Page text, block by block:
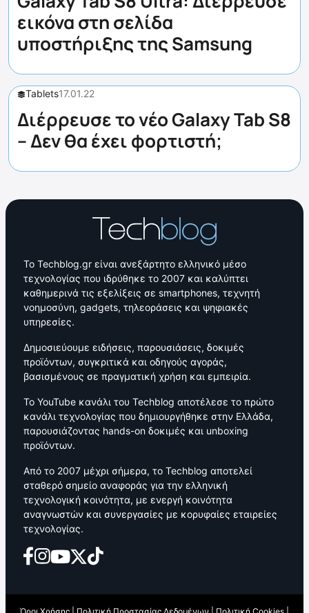
εικόνα στη σελίδα
υποστήριξης της Samsung
Tablets17.01.22
Διέρρευσε το νέο Galaxy Tab S8
– Δεν θα έχει φορτιστή;
Το Techblog.gr είναι ανεξάρτητο ελληνικό μέσο
τεχνολογίας που ιδρύθηκε το 2007 και καλύπτει
καθημερινά τις εξελίξεις σε smartphones, τεχνητή
νοημοσύνη, gadgets, τηλεοράσεις και ψηφιακές
υπηρεσίες.
Δημοσιεύουμε ειδήσεις, παρουσιάσεις, δοκιμές
προϊόντων, συγκριτικά και οδηγούς αγοράς,
βασισμένους σε πραγματική χρήση και εμπειρία.
Το YouTube κανάλι του Techblog αποτέλεσε το πρώτο
κανάλι τεχνολογίας που δημιουργήθηκε στην Ελλάδα,
παρουσιάζοντας hands-on δοκιμές και unboxing
προϊόντων.
Από το 2007 μέχρι σήμερα, το Techblog αποτελεί
σταθερό σημείο αναφοράς για την ελληνική
τεχνολογική κοινότητα, με ενεργή κοινότητα
αναγνωστών και συνεργασίες με κορυφαίες εταιρείες
τεχνολογίας.